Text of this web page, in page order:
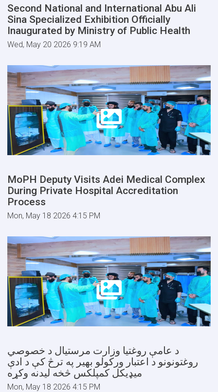
Second National and International Abu Ali
Sina Specialized Exhibition Officially
Inaugurated by Ministry of Public Health
Wed, May 20 2026 9:19 AM
MoPH Deputy Visits Adei Medical Complex
During Private Hospital Accreditation
Process
Mon, May 18 2026 4:15 PM
د عامې روغتیا وزارت مرستیال د خصوصي
روغتونونو د اعتبار ورکولو بهیر په ترڅ کې د ادې
میډیکل کمپلکس څخه لیدنه وکړه
Mon, May 18 2026 4:15 PM